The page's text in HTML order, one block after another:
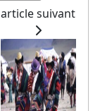
article suivant